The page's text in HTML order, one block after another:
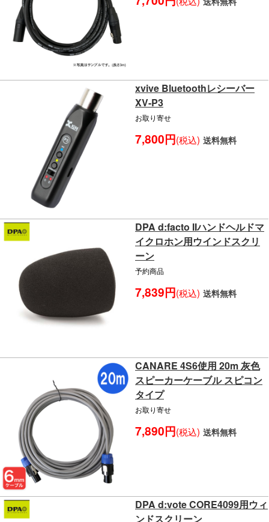
xvive Bluetoothレシーバー
XV-P3
お取り寄せ
7,800円(税込) 送料無料
DPA d:facto IIハンドヘルドマ
イクロホン用ウインドスクリ
ーン
予約商品
7,839円(税込) 送料無料
CANARE 4S6使用 20m 灰色
スピーカーケーブル スピコン
タイプ
お取り寄せ
7,890円(税込) 送料無料
DPA d:vote CORE4099用ウィ
ンドスクリーン